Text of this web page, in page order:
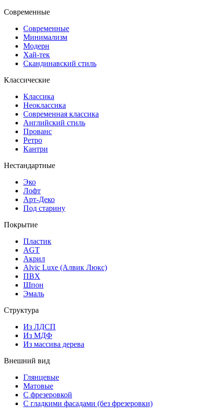
Современные
Современные
Минимализм
Модерн
Хай-тек
Скандинавский стиль
Классические
Классика
Неоклассика
Современная классика
Английский стиль
Прованс
Ретро
Кантри
Нестандартные
Эко
Лофт
Арт-Деко
Под старину
Покрытие
Пластик
AGT
Акрил
Alvic Luxe (Алвик Люкс)
ПВХ
Шпон
Эмаль
Структура
Из ЛДСП
Из МДФ
Из массива дерева
Внешний вид
Глянцевые
Матовые
С фрезеровкой
С гладкими фасадами (без фрезеровки)